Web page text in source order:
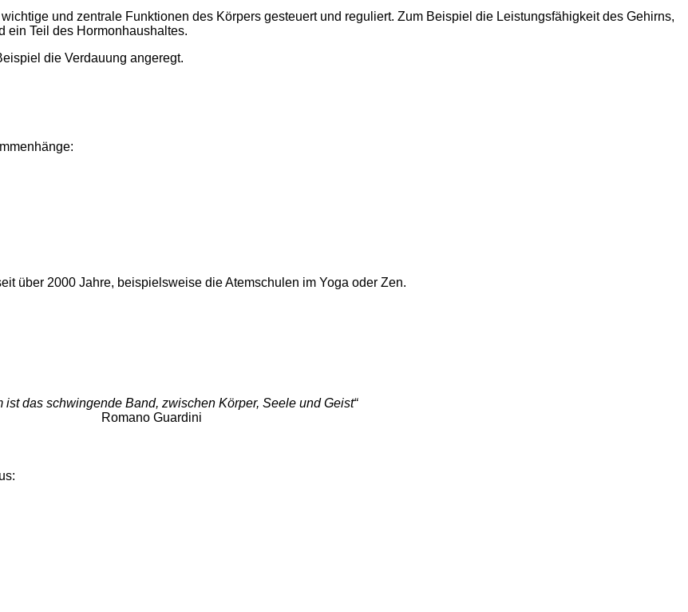
und zentrale Funktionen des Körpers gesteuert und reguliert. Zum Beispiel die Leistungsfähigkeit des Gehirns,
ein Teil des Hormonhaushaltes.
die Verdauung angeregt.
über 2000 Jahre, beispielsweise die Atemschulen im Yoga oder Zen.
ist das schwingende Band, zwischen Körper, Seele und Geist“
Romano Guardini